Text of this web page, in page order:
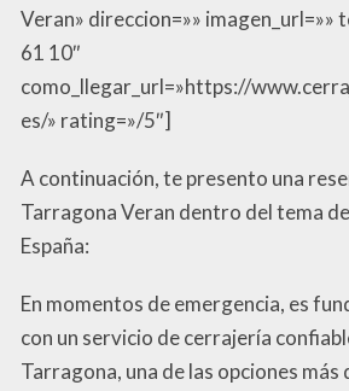
Veran» direccion=»» imagen_url=»»
61 10″
como_llegar_url=»https://
es/» rating=»/5″]
A continuación, te presento una
Tarragona Veran dentro del tema
España:
En momentos de emergencia, es
con un servicio de cerrajería
Tarragona, una de las opciones más